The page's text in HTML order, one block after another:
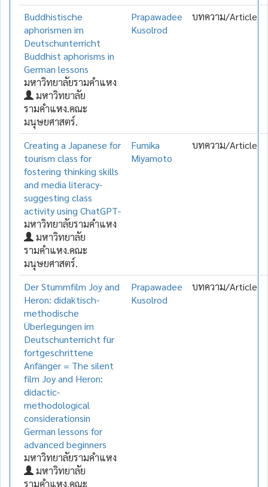
Buddhistische
aphorismen im
Deutschunterricht
Buddhist aphorisms in
German lessons
มหาวิทยาลัยรามคำแหง
มหาวิทยาลัย
รามคำแหง.คณะ
มนุษยศาสตร์.
Prapawadee
Kusolrod
บทความ/Article
Creating a Japanese for
tourism class for
fostering thinking skills
and media literacy-
suggesting class
activity using ChatGPT-
มหาวิทยาลัยรามคำแหง
มหาวิทยาลัย
รามคำแหง.คณะ
มนุษยศาสตร์.
Fumika
Miyamoto
บทความ/Article
Der Stummfilm Joy and
Heron: didaktisch-
methodische
Überlegungen im
Deutschunterricht für
fortgeschrittene
Anfänger = The silent
film Joy and Heron:
didactic-
methodological
considerationsin
German lessons for
advanced beginners
มหาวิทยาลัยรามคำแหง
มหาวิทยาลัย
รามคำแหง.คณะ
Prapawadee
Kusolrod
บทความ/Article